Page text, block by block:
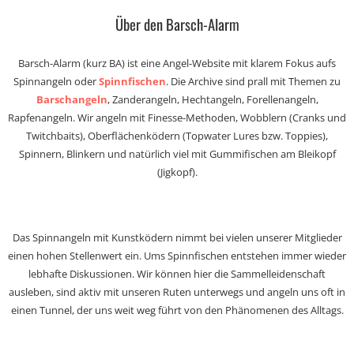
Über den Barsch-Alarm
Barsch-Alarm (kurz BA) ist eine Angel-Website mit klarem Fokus aufs
Spinnangeln oderSpinnfischen. Die Archive sind prall mit Themen zu
Barschangeln, Zanderangeln, Hechtangeln, Forellenangeln,
Rapfenangeln. Wir angeln mit Finesse-Methoden, Wobblern (Cranks und
Twitchbaits), Oberflächenködern (Topwater Lures bzw. Toppies),
Spinnern, Blinkern und natürlich viel mit Gummifischen am Bleikopf
(Jigkopf).
Das Spinnangeln mit Kunstködern nimmt bei vielen unserer Mitglieder
einen hohen Stellenwert ein. Ums Spinnfischen entstehen immer wieder
lebhafte Diskussionen. Wir können hier die Sammelleidenschaft
ausleben, sind aktiv mit unseren Ruten unterwegs und angeln uns oft in
einen Tunnel, der uns weit weg führt von den Phänomenen des Alltags.